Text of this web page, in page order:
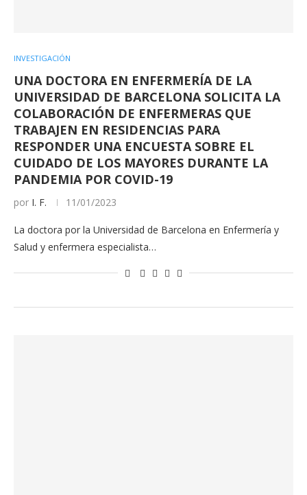
INVESTIGACIÓN
UNA DOCTORA EN ENFERMERÍA DE LA
UNIVERSIDAD DE BARCELONA SOLICITA LA
COLABORACIÓN DE ENFERMERAS QUE
TRABAJEN EN RESIDENCIAS PARA
RESPONDER UNA ENCUESTA SOBRE EL
CUIDADO DE LOS MAYORES DURANTE LA
PANDEMIA POR COVID-19
por I. F. 11/01/2023
La doctora por la Universidad de Barcelona en Enfermería y
Salud y enfermera especialista…